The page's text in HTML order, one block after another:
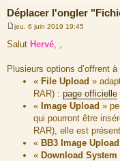
Déplacer l'ongler
M
e
s
g
jeu. 6 juin 2019 19:45
Salut Hervé
Plusieurs options d’offrent à
« File Upload »
RAR) : page officielle
« Image Upload »
qui pourront être
RAR), elle est
« BB3 Image Upload
« Download System